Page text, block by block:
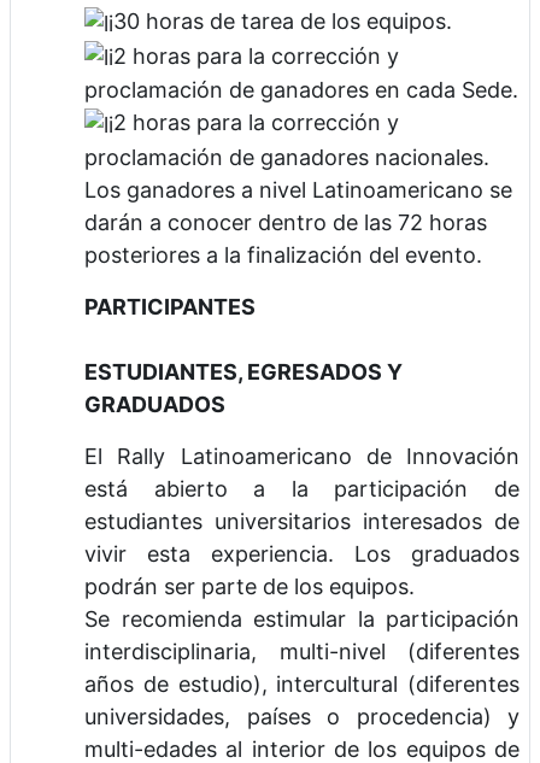
30 horas de tarea de los equipos.
2 horas para la corrección y
proclamación de ganadores en cada Sede.
2 horas para la corrección y
proclamación de ganadores nacionales.
Los ganadores a nivel Latinoamericano se
darán a conocer dentro de las 72 horas
posteriores a la finalización del evento.
PARTICIPANTES
ESTUDIANTES, EGRESADOS Y
GRADUADOS
El Rally Latinoamericano de Innovación
está abierto a la participación de
estudiantes universitarios interesados de
vivir esta experiencia. Los graduados
podrán ser parte de los equipos.
Se recomienda estimular la participación
interdisciplinaria, multi-nivel (diferentes
años de estudio), intercultural (diferentes
universidades, países o procedencia) y
multi-edades al interior de los equipos de